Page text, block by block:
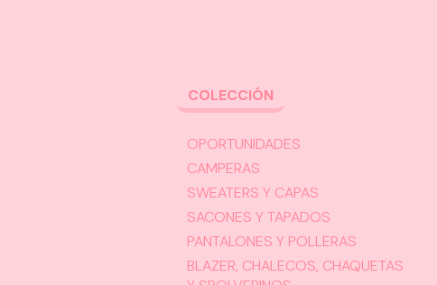
COLECCIÓN
OPORTUNIDADES
CAMPERAS
SWEATERS Y CAPAS
SACONES Y TAPADOS
PANTALONES Y POLLERAS
BLAZER, CHALECOS, CHAQUETAS